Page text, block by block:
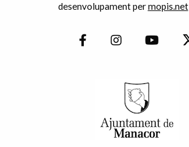
desenvolupament permopis.net